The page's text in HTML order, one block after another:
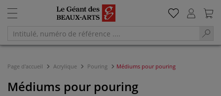
Page d'accueil Acrylique Pouring Médiums pour pouring
Médiums pour pouring